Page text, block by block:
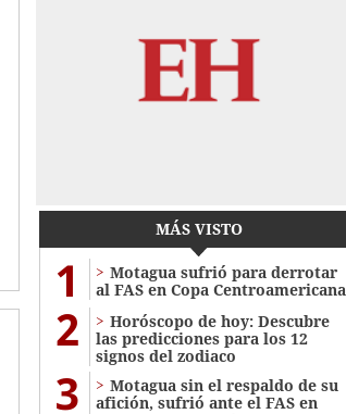
MÁS VISTO
1
Motagua sufrió para derrotar
al FAS en Copa Centroamericana
2
Horóscopo de hoy: Descubre
las predicciones para los 12
signos del zodiaco
3
Motagua sin el respaldo de su
afición, sufrió ante el FAS en